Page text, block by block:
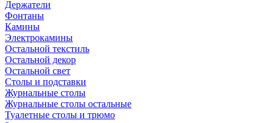
Держатели
Фонтаны
Камины
Электрокамины
Остальной текстиль
Остальной декор
Остальной свет
Столы и подставки
Журнальные столы
Журнальные столы остальные
Туалетные столы и трюмо